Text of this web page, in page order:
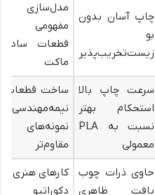
چاپ آسان بدون
بو
زیست‌تخریب‌پذیر
مدل‌سازی
مفهومی
قطعات ساده
ماکت
سرعت چاپ بالا
استحکام بهتر
نسبت به PLA
معمولی
ساخت قطعات
نیمه‌مهندسی
نمونه‌های
مقاوم‌تر
حاوی ذرات چوب
بافت ظاهری
کارهای هنری و
دکوراتیو